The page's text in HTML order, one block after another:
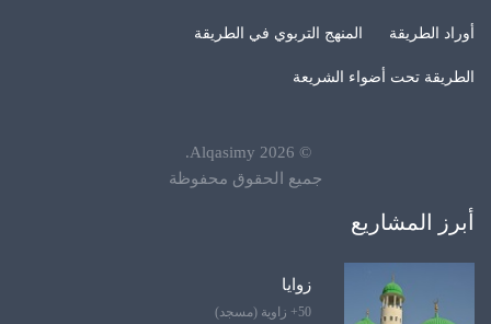
أوراد الطريقة المنهج التربوي في الطريقة
الطريقة تحت أضواء الشريعة
©
2026
Alqasimy
.
جميع الحقوق محفوظة
أبرز المشاريع
زوايا
50+ زاوية (مسجد)